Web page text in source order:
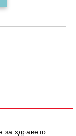
здравето.